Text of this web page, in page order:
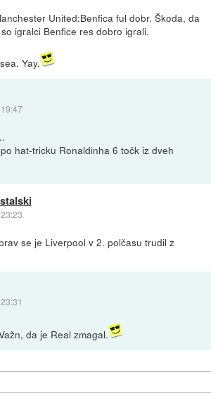
United:Benfica ful dobr. Škoda, da
igralci Benfice res dobro igrali.
Yay.
hat-tricku Ronaldinha 6 točk iz dveh
se je Liverpool v 2. polčasu trudil z
da je Real zmagal.